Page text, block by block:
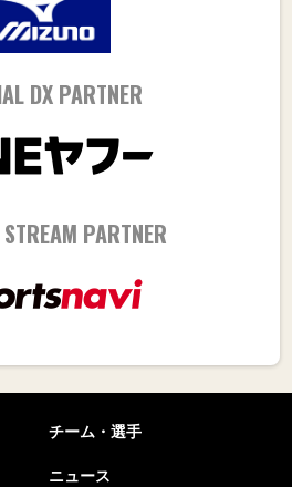
DX PARTNER
PARTNER
チーム・選手
ニュース